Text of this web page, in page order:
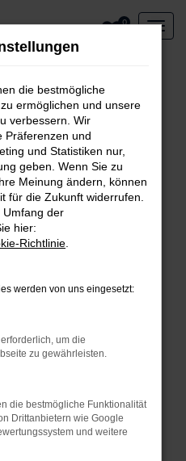
0
Error
aufgetreten.
dir helfen können:
und deine
zum Beispiel deine
wie Werbeblocker,
Seiten
die Seite in einem
in einem privaten
vorübergehende
Browser und dein
die bestmögliche
ermöglichen und unsere
verbessern. Wir
Präferenzen und
und Statistiken nur,
geben. Wenn Sie zu
Meinung ändern, können
für die Zukunft widerrufen.
Umfang der
hier:
Richtlinie
werden von uns eingesetzt:
um die
zu gewährleisten.
die bestmögliche Funktionalität
Drittanbietern wie Google
und weitere